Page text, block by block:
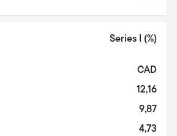
Series I (%)
CAD
12,16
9,87
4,73